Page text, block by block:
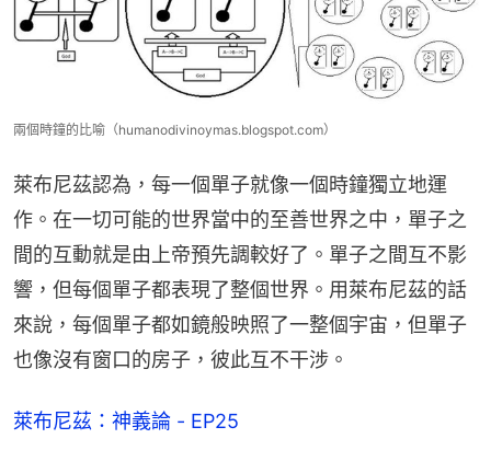
兩個時鐘的比喻（humanodivinoymas.blogspot.com）
萊布尼茲認為，每一個單子就像一個時鐘獨立地運
作。在一切可能的世界當中的至善世界之中，單子之
間的互動就是由上帝預先調較好了。單子之間互不影
響，但每個單子都表現了整個世界。用萊布尼茲的話
來說，每個單子都如鏡般映照了一整個宇宙，但單子
也像沒有窗口的房子，彼此互不干涉。
萊布尼茲：神義論 - EP25